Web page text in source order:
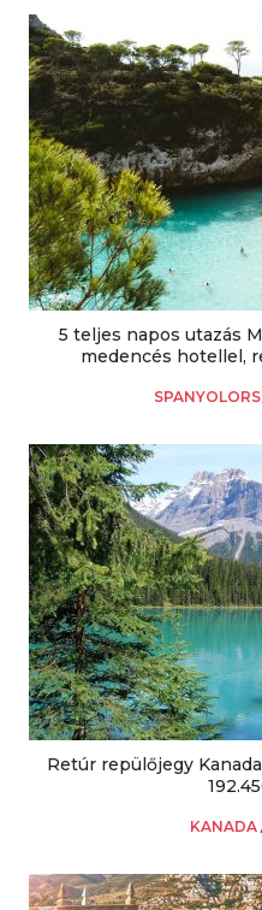
5 teljes napos utazás
medencés hotellel,
Retúr repülőjegy
KANADA